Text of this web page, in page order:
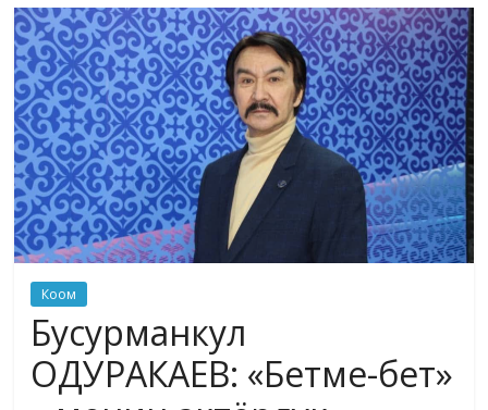
маданияты
жана
адабияты
Коом
Бусурманкул
ОДУРАКАЕВ: «Бетме-бет»